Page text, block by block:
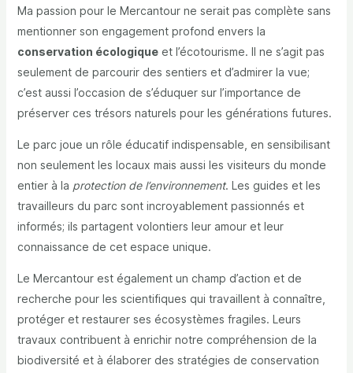
Ma passion pour le Mercantour ne serait pas complète sans
mentionner son engagement profond envers la
conservation écologiqueet l’écotourisme. Il ne s’agit pas
seulement de parcourir des sentiers et d’admirer la vue;
c’est aussi l’occasion de s’éduquer sur l’importance de
préserver ces trésors naturels pour les générations futures.
Le parc joue un rôle éducatif indispensable, en sensibilisant
non seulement les locaux mais aussi les visiteurs du monde
entier à la protection de l’environnement. Les guides et les
travailleurs du parc sont incroyablement passionnés et
informés; ils partagent volontiers leur amour et leur
connaissance de cet espace unique.
Le Mercantour est également un champ d’action et de
recherche pour les scientifiques qui travaillent à connaître,
protéger et restaurer ses écosystèmes fragiles. Leurs
travaux contribuent à enrichir notre compréhension de la
biodiversité et à élaborer des stratégies de conservation